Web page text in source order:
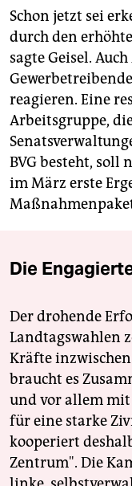
Schon jetzt sei
durch den
sagte Geisel.
reagieren. Eine
Arbeitsgruppe,
BVG besteht, soll
im März erste
Die
Der drohende
Landtagswahlen
Kräfte
braucht es
und vor allem mit
für eine starke
kooperiert
Zentrum". Die